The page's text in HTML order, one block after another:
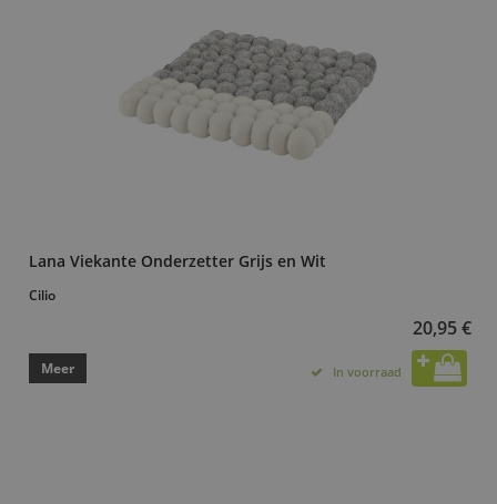
Lana Viekante Onderzetter Grijs en Wit
Cilio
20,95 €
Meer In voorraad